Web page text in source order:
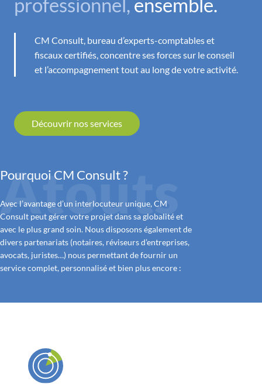
professionnel, ensemble.
CM Consult, bureau d’experts-comptables et
fiscaux certifiés, concentre ses forces sur le conseil
et l’accompagnement tout au long de votre activité.
Découvrir nos services
Atouts
Pourquoi CM Consult ?
Avec l’avantage d’un interlocuteur unique, CM
Consult peut gérer votre projet dans sa globalité et
avec le plus grand soin. Nous disposons également de
divers partenariats (notaires, réviseurs d’entreprises,
avocats, juristes…) nous permettant de fournir un
service complet, personnalisé et bien plus encore :